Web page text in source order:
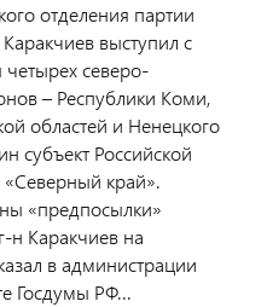
отделения партии
выступил с
северо-
– Республики Коми,
областей и Ненецкого
субъект Российской
край».
«предпосылки»
н Каракчиев на
в администрации
Госдумы РФ...